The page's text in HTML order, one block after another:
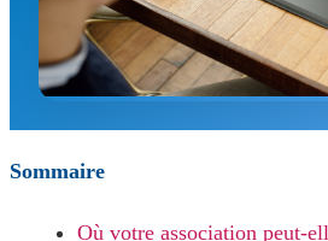
Sommaire
Où votre association peut-